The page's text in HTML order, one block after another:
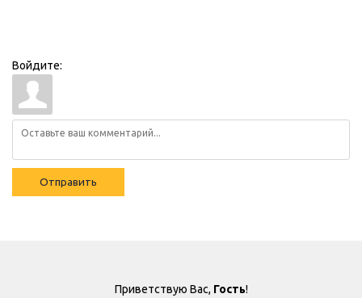
Войдите:
Отправить
Приветствую Вас, Гость!